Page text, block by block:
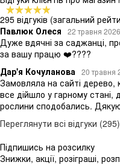
295 відгуків (загальний
Павлюк Олеся
22 травня 2026
Дуже вдячні за саджанці,
за вашу працю ❤️????
Дар'я Кочуланова
20 травня
Замовляла на сайті дерево,
все дійшло у гарному
рослини сподобались.
Переглянути всі відгуки (295)
Підпишись на розсилку
Знижки, акції, розіграші,